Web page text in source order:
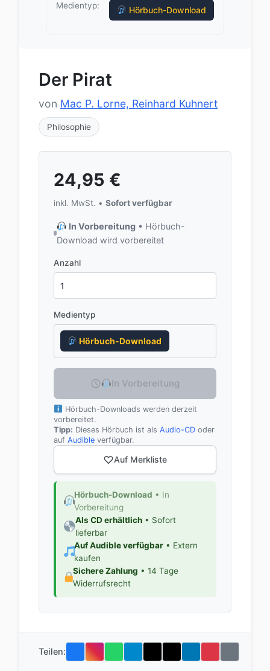
Medientyp: Hörbuch-Download
Der Pirat
von Mac P. Lorne, Reinhard Kuhnert
Philosophie
24,95 €
inkl. MwSt. • Sofort verfügbar
In Vorbereitung• Hörbuch-
Download wird vorbereitet
Anzahl
Medientyp
Hörbuch-Download
In Vorbereitung
Hörbuch-Downloads werden derzeit
vorbereitet.
Tipp: Dieses Hörbuch ist als Audio-CD oder
auf Audible verfügbar.
Auf Merkliste
Hörbuch-Download • In
Vorbereitung
Als CD erhältlich• Sofort
lieferbar
Auf Audible verfügbar• Extern
kaufen
Sichere Zahlung • 14 Tage
Widerrufsrecht
Teilen: